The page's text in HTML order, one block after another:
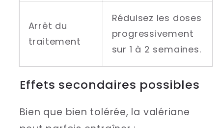
Arrêt du
traitement
Réduisez les doses
progressivement
sur 1 à 2 semaines.
Effets secondaires possibles
Bien que bien tolérée, la valériane